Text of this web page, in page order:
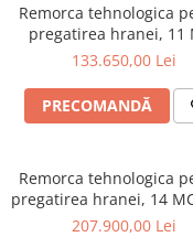
Remorca tehnologica
pregatirea hranei, 11
sistem vertical, Fider
133.650,00 Lei
PRECOMANDĂ
Remorca tehnologica
pregatirea hranei, 14
snecuri, sistem
207.900,00 Lei